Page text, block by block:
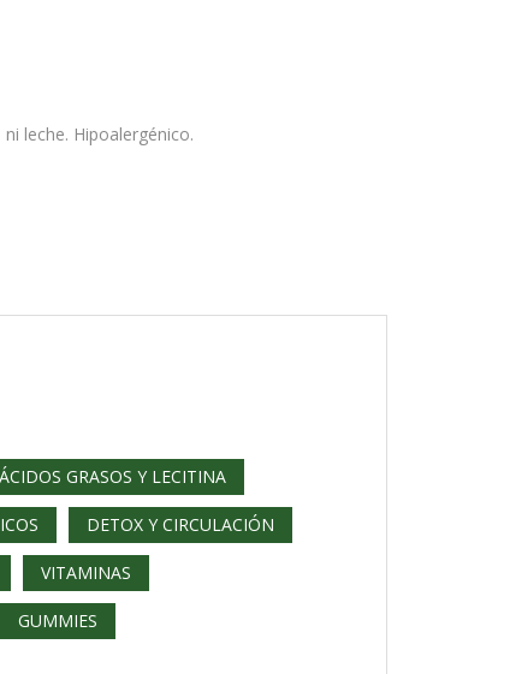
leche. Hipoalergénico.
ÁCIDOS GRASOS Y LECITINA
DETOX Y CIRCULACIÓN
VITAMINAS
GUMMIES